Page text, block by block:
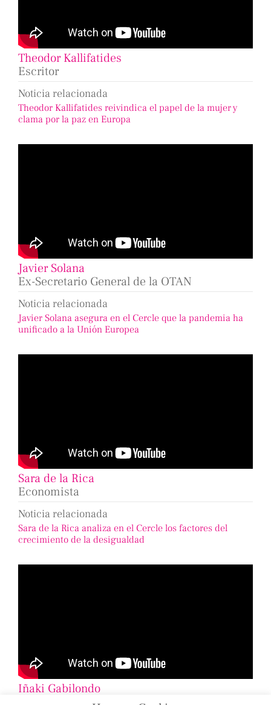
Theodor Kallifatides
Escritor
Noticia relacionada
Theodor Kallifatides reivindica el papel de la mujer y
clama por la paz en Europa
Javier Solana
Ex-Secretario General de la OTAN
Noticia relacionada
Javier Solana asegura en el Cercle que la pandemia ha
unificado a la Unión Europea
Sara de la Rica
Economista
Noticia relacionada
Sara de la Rica analiza en el Cercle los factores del
crecimiento de la desigualdad
Iñaki Gabilondo